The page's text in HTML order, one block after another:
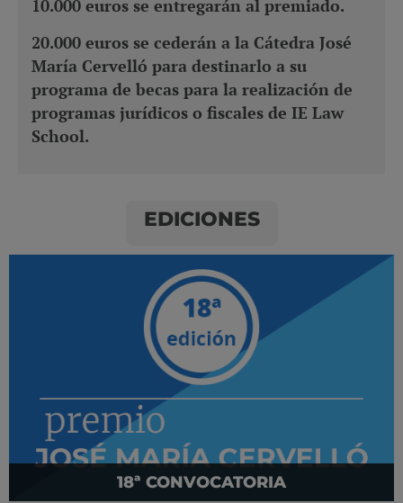
10.000 euros se entregarán al premiado.
20.000 euros se cederán a la Cátedra José
María Cervelló para destinarlo a su
programa de becas para la realización de
programas jurídicos o fiscales de IE Law
School.
EDICIONES
18ª CONVOCATORIA